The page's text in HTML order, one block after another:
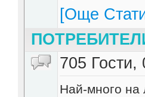
[Още
705
Най-много